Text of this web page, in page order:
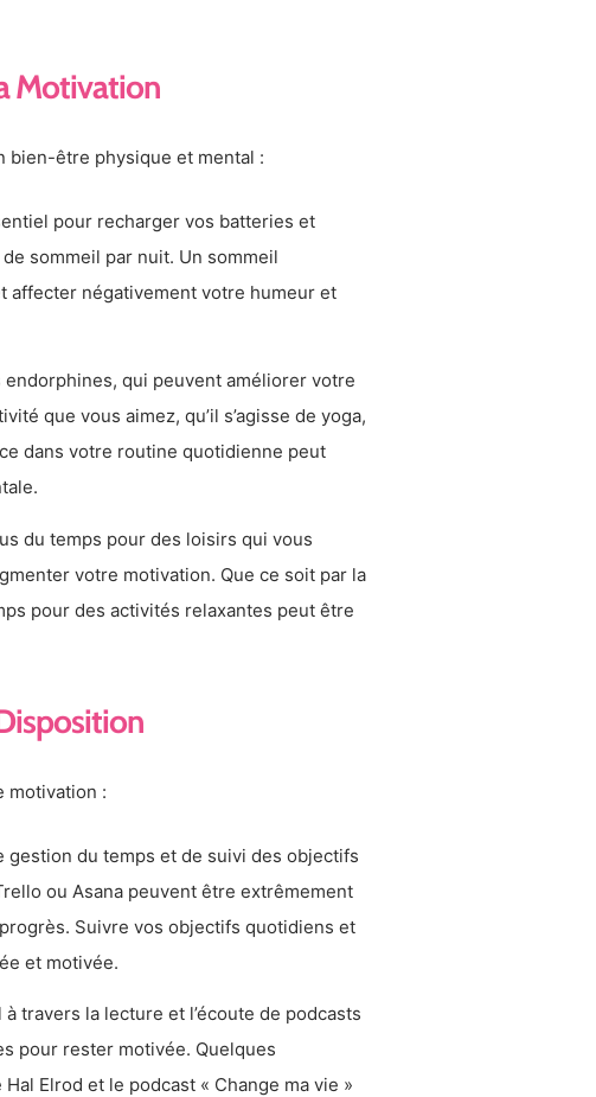
Motivation
bien-être physique et mental :
pour recharger vos batteries et
sommeil par nuit. Un sommeil
affecter négativement votre humeur et
endorphines, qui peuvent améliorer votre
que vous aimez, qu’il s’agisse de yoga,
dans votre routine quotidienne peut
du temps pour des loisirs qui vous
votre motivation. Que ce soit par la
pour des activités relaxantes peut être
motivation :
gestion du temps et de suivi des objectifs
ou Asana peuvent être extrêmement
Suivre vos objectifs quotidiens et
et motivée.
travers la lecture et l’écoute de podcasts
pour rester motivée. Quelques
Elrod et le podcast « Change ma vie »